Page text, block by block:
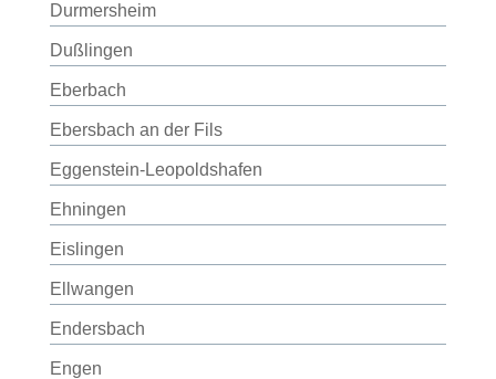
Durmersheim
Dußlingen
Eberbach
Ebersbach an der Fils
Eggenstein-Leopoldshafen
Ehningen
Eislingen
Ellwangen
Endersbach
Engen